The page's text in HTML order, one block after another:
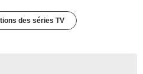
des séries TV